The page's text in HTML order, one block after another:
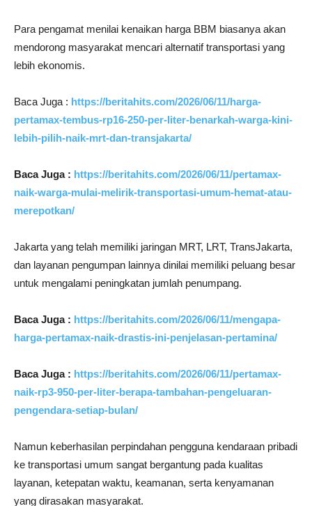
Para pengamat menilai kenaikan harga BBM biasanya akan
mendorong masyarakat mencari alternatif transportasi yang
lebih ekonomis.
Baca Juga : https://beritahits.com/2026/06/11/harga-
pertamax-tembus-rp16-250-per-liter-benarkah-warga-kini-
lebih-pilih-naik-mrt-dan-transjakarta/
Baca Juga : https://beritahits.com/2026/06/11/pertamax-
naik-warga-mulai-melirik-transportasi-umum-hemat-atau-
merepotkan/
Jakarta yang telah memiliki jaringan MRT, LRT, TransJakarta,
dan layanan pengumpan lainnya dinilai memiliki peluang besar
untuk mengalami peningkatan jumlah penumpang.
Baca Juga : https://beritahits.com/2026/06/11/mengapa-
harga-pertamax-naik-drastis-ini-penjelasan-pertamina/
Baca Juga : https://beritahits.com/2026/06/11/pertamax-
naik-rp3-950-per-liter-berapa-tambahan-pengeluaran-
pengendara-setiap-bulan/
Namun keberhasilan perpindahan pengguna kendaraan pribadi
ke transportasi umum sangat bergantung pada kualitas
layanan, ketepatan waktu, keamanan, serta kenyamanan
yang dirasakan masyarakat.